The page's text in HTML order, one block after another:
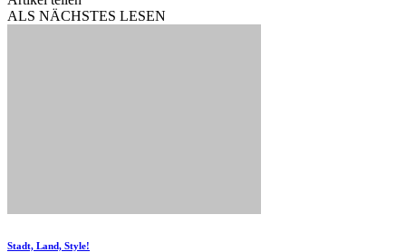
ALS NÄCHSTES LESEN
Stadt, Land, Style!